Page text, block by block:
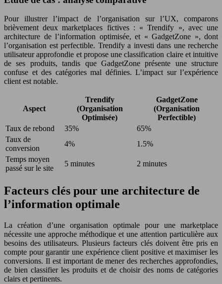
Pour illustrer l’impact de l’organisation sur l’UX, comparons
brièvement deux marketplaces fictives : « Trendify », avec une
architecture de l’information optimisée, et « GadgetZone », dont
l’organisation est perfectible. Trendify a investi dans une recherche
utilisateur approfondie et propose une classification claire et intuitive
de ses produits, tandis que GadgetZone présente une structure
confuse et des catégories mal définies. L’impact sur l’expérience
client est notable.
Aspect
Trendify
(Organisation
Optimisée)
GadgetZone
(Organisation
Perfectible)
Taux de rebond
35%
65%
Taux de
conversion
4%
1.5%
Temps moyen
passé sur le site
5 minutes 2 minutes
Facteurs clés pour une architecture de
l’information optimale
La création d’une organisation optimale pour une marketplace
nécessite une approche méthodique et une attention particulière aux
besoins des utilisateurs. Plusieurs facteurs clés doivent être pris en
compte pour garantir une expérience client positive et maximiser les
conversions. Il est important de mener des recherches approfondies,
de bien classifier les produits et de choisir des noms de catégories
clairs et pertinents.